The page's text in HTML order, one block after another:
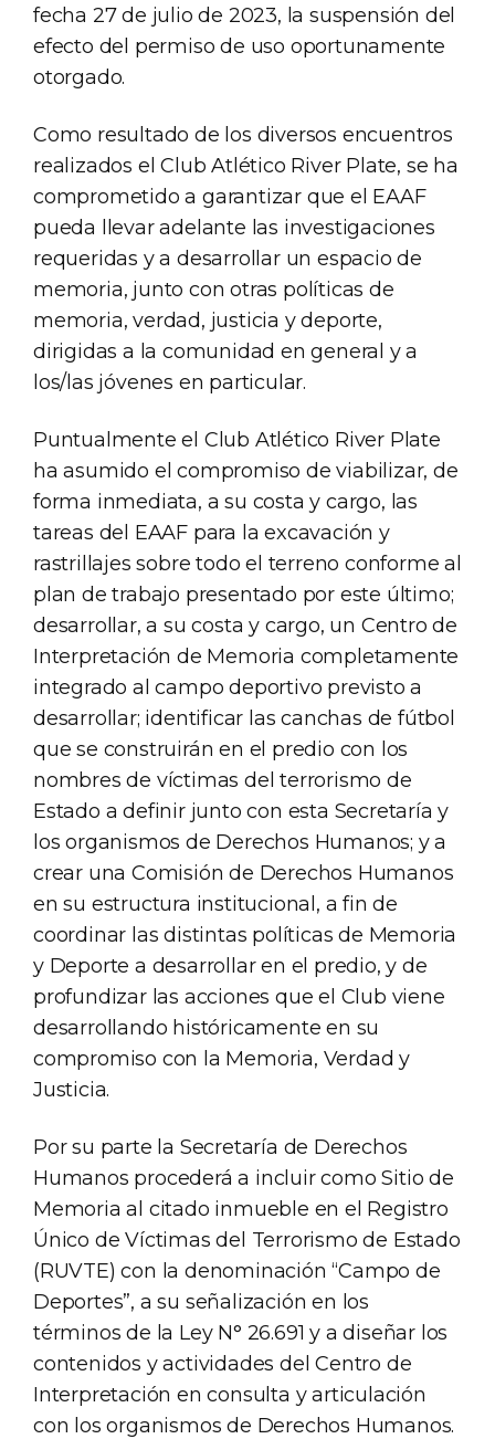
fecha 27 de julio de 2023, la suspensión del
efecto del permiso de uso oportunamente
otorgado.
Como resultado de los diversos encuentros
realizados el Club Atlético River Plate, se ha
comprometido a garantizar que el EAAF
pueda llevar adelante las investigaciones
requeridas y a desarrollar un espacio de
memoria, junto con otras políticas de
memoria, verdad, justicia y deporte,
dirigidas a la comunidad en general y a
los/las jóvenes en particular.
Puntualmente el Club Atlético River Plate
ha asumido el compromiso de viabilizar, de
forma inmediata, a su costa y cargo, las
tareas del EAAF para la excavación y
rastrillajes sobre todo el terreno conforme al
plan de trabajo presentado por este último;
desarrollar, a su costa y cargo, un Centro de
Interpretación de Memoria completamente
integrado al campo deportivo previsto a
desarrollar; identificar las canchas de fútbol
que se construirán en el predio con los
nombres de víctimas del terrorismo de
Estado a definir junto con esta Secretaría y
los organismos de Derechos Humanos; y a
crear una Comisión de Derechos Humanos
en su estructura institucional, a fin de
coordinar las distintas políticas de Memoria
y Deporte a desarrollar en el predio, y de
profundizar las acciones que el Club viene
desarrollando históricamente en su
compromiso con la Memoria, Verdad y
Justicia.
Por su parte la Secretaría de Derechos
Humanos procederá a incluir como Sitio de
Memoria al citado inmueble en el Registro
Único de Víctimas del Terrorismo de Estado
(RUVTE) con la denominación “Campo de
Deportes”, a su señalización en los
términos de la Ley N° 26.691 y a diseñar los
contenidos y actividades del Centro de
Interpretación en consulta y articulación
con los organismos de Derechos Humanos.